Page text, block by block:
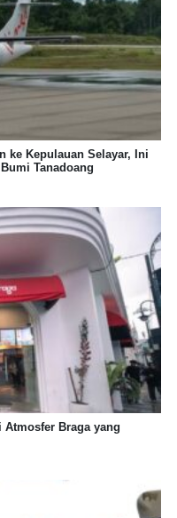
ke Kepulauan Selayar, Ini
Tanadoang
Atmosfer Braga yang